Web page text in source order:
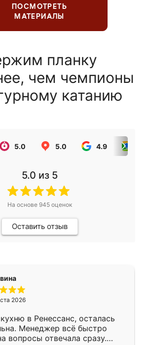
ПОСМОТРЕТЬ
МАТЕРИАЛЫ
планку
чем чемпионы
катанию
5.0 5.0 4.9
5.0 из 5
На основе 945оценок
Оставить отзыв
2026
в Ренессанс, осталась
Менеджер всё быстро
вопросы отвечала сразу.